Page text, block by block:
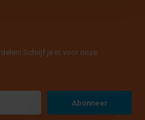
Schrijf je in voor onze
Abonneer